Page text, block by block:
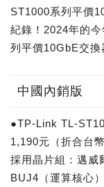
ST1000系列平價
紀錄！2024年的
列平價10GbE交換
中國內銷版
●TP-Link TL-
1,190元（折合台
採用晶片組：邁
BUJ4（運算核心